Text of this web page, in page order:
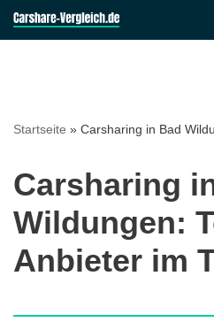
Startseite » Carsharing in Bad
Carsharing
Wildungen:
Anbieter im